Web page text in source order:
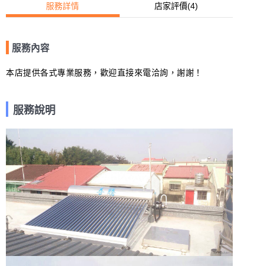
服務詳情 店家評價(4)
服務內容
本店提供各式專業服務，歡迎直接來電洽詢，謝謝！
服務說明